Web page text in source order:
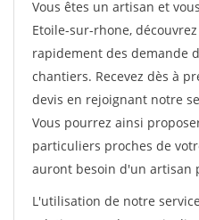
Vous êtes un artisan et
Etoile-sur-rhone,
rapidement des demande
chantiers. Recevez dès à
devis en rejoignant notre
Vous pourrez ainsi
particuliers proches de
auront besoin d'un artisan
L'utilisation de notre